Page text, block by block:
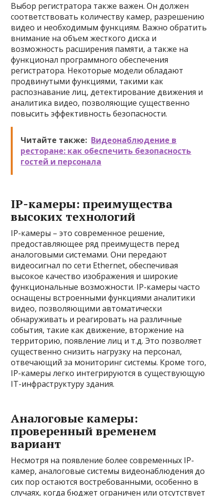
Выбор регистратора также важен. Он должен
соответствовать количеству камер, разрешению
видео и необходимым функциям. Важно обратить
внимание на объем жесткого диска и
возможность расширения памяти, а также на
функционал программного обеспечения
регистратора. Некоторые модели обладают
продвинутыми функциями, такими как
распознавание лиц, детектирование движения и
аналитика видео, позволяющие существенно
повысить эффективность безопасности.
Читайте также: Видеонаблюдение в
ресторане: как обеспечить безопасность
гостей и персонала
IP-камеры: преимущества
высоких технологий
IP-камеры – это современное решение,
предоставляющее ряд преимуществ перед
аналоговыми системами. Они передают
видеосигнал по сети Ethernet, обеспечивая
высокое качество изображения и широкие
функциональные возможности. IP-камеры часто
оснащены встроенными функциями аналитики
видео, позволяющими автоматически
обнаруживать и реагировать на различные
события, такие как движение, вторжение на
территорию, появление лиц и т.д. Это позволяет
существенно снизить нагрузку на персонал,
отвечающий за мониторинг системы. Кроме того,
IP-камеры легко интегрируются в существующую
IT-инфраструктуру здания.
Аналоговые камеры:
проверенный временем
вариант
Несмотря на появление более современных IP-
камер, аналоговые системы видеонаблюдения до
сих пор остаются востребованными, особенно в
случаях, когда бюджет ограничен или отсутствует